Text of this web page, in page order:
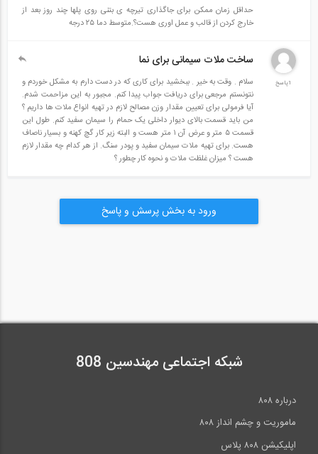
حداقل زمان ممکن برای جاگذاری تیرچه ی بتنی روی پلها چند روز بعد از
خارج کردن از قالب و عمل اوری هست؟.متوسط دما ۲۵ درجه
1پاسخ
ساخت ملات سیمانی برای نما
سلام . وقت به خیر . ببخشید برای کاری که در دست دارم به مشکل خوردم و
نتونستم مرجعی برای دریافت جواب پیدا کنم. مجبور به این مزاحمت شدم.
آیا فرمولی برای تعیین مقدار وزن مصالح لازم در تهیه انواع ملات ها داریم ؟
من باید قسمت بالای دیوار داخلی یک حمام را سیمان سفید کنم. طول این
قسمت ۵ متر و عرض آن ۱ متر هست و البته زیر کار گچ کهنه و بسیار ناصاف
هست. برای تهیه ملات سیمان سفید و پودر سنگ. از هر کدام چه مقدار لازم
هست ؟ میزان غلظت ملات و نحوه کار چطور ؟
ورود به بخش پرسش و پاسخ
شبکه اجتماعی مهندسین 808
درباره ۸۰۸
ماموریت و چشم انداز ۸۰۸
اپلیکیشن ۸۰۸ پلاس